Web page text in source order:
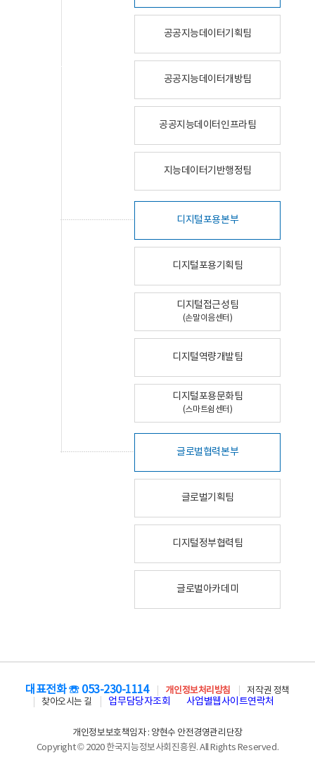
공공지능데이터기획팀
공공지능데이터개방팀
공공지능데이터인프라팀
지능데이터기반행정팀
디지털포용본부
디지털포용기획팀
디지털접근성팀
(손말이음센터)
디지털역량개발팀
디지털포용문화팀
(스마트쉼센터)
글로벌협력본부
글로벌기획팀
디지털정부협력팀
글로벌아카데미
대표전화 ☏ 053-230-1114 개인정보처리방침
저작권 정책
찾아오시는 길
업무담당자조회 사업별웹사이트연락처
개인정보보호책임자 : 양현수 안전경영관리단장
Copyright © 2020 한국지능정보사회진흥원. All Rights Reserved.